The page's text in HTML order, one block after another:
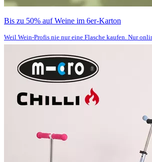
Bis zu 50% auf Weine im 6er-Karton
Weil Wein-Profis nie nur eine Flasche kaufen. Nur